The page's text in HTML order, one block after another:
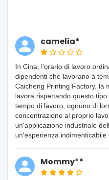
camelia*
In Cina, l’orario di lavoro
dipendenti che lavorano a
Caicheng Printing Factory, la
lavora rispettando questo
tempo di lavoro, ognuno di
concentrazione al proprio
un'applicazione industriale
un'esperienza indimenticabile
Mommy**